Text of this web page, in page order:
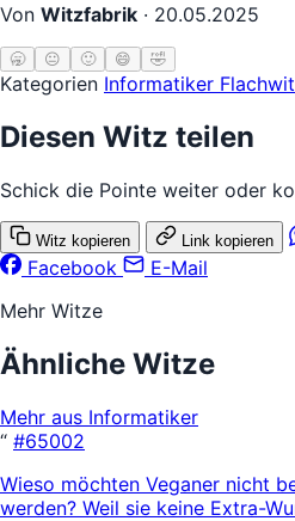
Von Witzfabrik · 20.05.2025
🥱 😐 🙂 😄 🤣
Kategorien Informatiker
Diesen Witz teilen
Schick die Pointe weiter oder
Witz kopieren Link kopieren
Facebook
E-Mail
Mehr Witze
Ähnliche Witze
Mehr aus Informatiker
“ #65002
Wieso möchten Veganer nicht
werden? Weil sie keine Extra-